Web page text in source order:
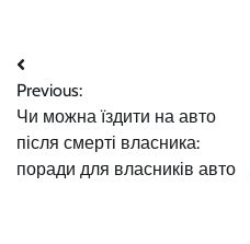
Навигация
по
записям
Previous:
Чи можна їздити на авто
після смерті власника:
поради для власників авто